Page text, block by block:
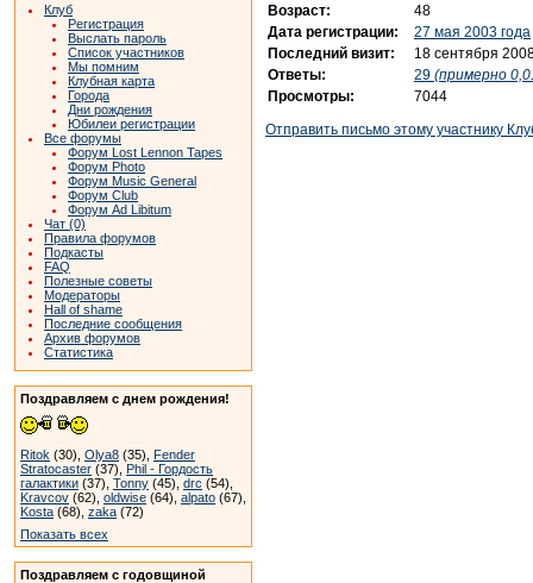
Клуб
Регистрация
Выслать пароль
Список участников
Мы помним
Клубная карта
Города
Дни рождения
Юбилеи регистрации
Все форумы
Форум Lost Lennon Tapes
Форум Photo
Форум Music General
Форум Club
Форум Ad Libitum
Чат (0)
Правила форумов
Подкасты
FAQ
Полезные советы
Модераторы
Hall of shame
Последние сообщения
Архив форумов
Статистика
Поздравляем с днем рождения!
Ritok (30), Olya8 (35), Fender
Stratocaster (37), Phil - Гордость
галактики (37), Tonny (45), drc (54),
Kravcov (62), oldwise (64), alpato (67),
Kosta (68), zaka (72)
Показать всех
Поздравляем с годовщиной
Возраст:
48
Дата регистрации:
27 мая 2003 года
Последний визит:
18 сентября
Ответы:
29 (примерно
Просмотры:
7044
Отправить письмо этому участнику